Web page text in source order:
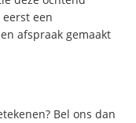
een
afspraak gemaakt
Bel ons dan